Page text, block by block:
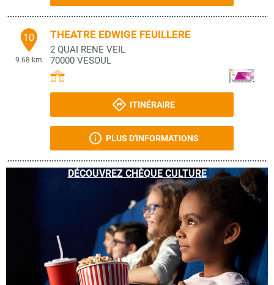
10
9.68 km
THEATRE EDWIGE FEUILLERE
2 QUAI RENE VEIL
70000 VESOUL
ITINÉRAIRE
PLUS D'INFORMATIONS
DÉCOUVREZ CHÈQUE CULTURE